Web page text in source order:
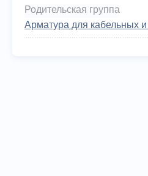
Родительская группа
Арматура для кабельных